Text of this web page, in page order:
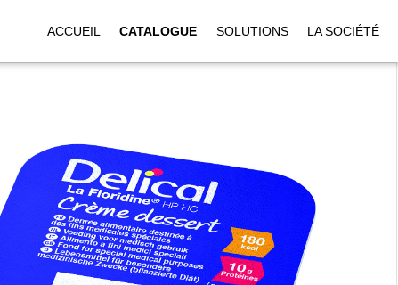
ACCUEIL CATALOGUE SOLUTIONS LA SOCIÉTÉ